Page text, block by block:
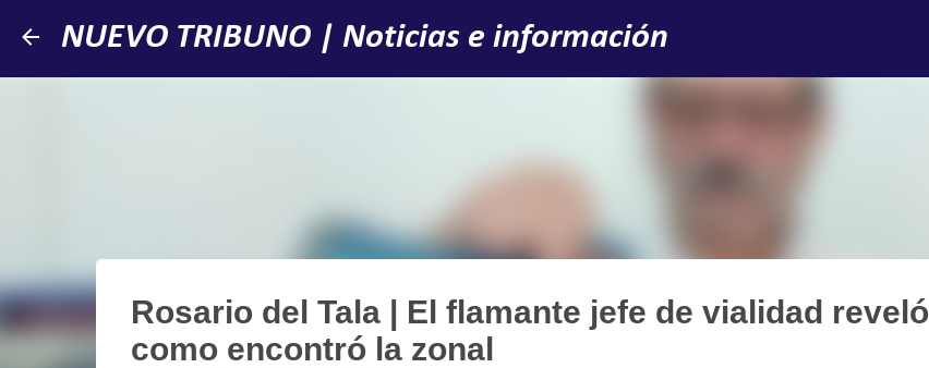
Ir al contenido principal
NUEVO TRIBUNO | Noticias e información
Rosario del Tala | El flamante jefe de vialidad reveló
como encontró la zonal